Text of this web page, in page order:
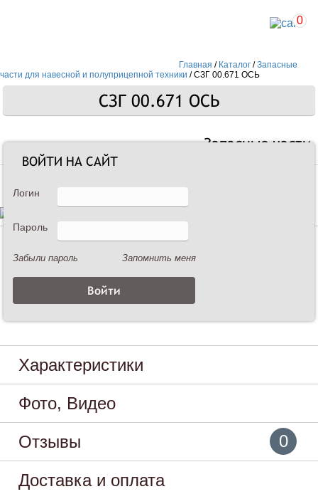
0
Главная / Каталог /Запасные
части для навесной и полуприцепной техники /СЗГ 00.671 ОСЬ
СЗГ 00.671 ОСЬ
Запасные части
Описание
СЗГ 00.671 ОСЬ
Характеристики
Фото, Видео
Отзывы
0
Доставка и оплата
ВОЙТИ НА САЙТ
Логин
Пароль
Забыли пароль Запомнить меня